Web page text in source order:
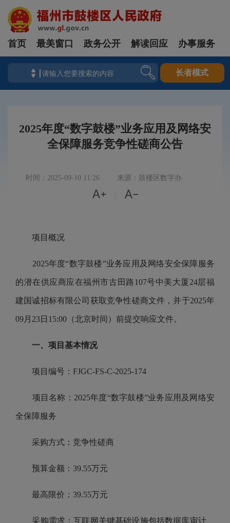
首页 最美窗口 政务公开 解读回应 办事服务
长者模式
2025年度“数字鼓楼”业务应用及网络安
全保障服务竞争性磋商公告
时间：2025-09-10 11:26 来源：鼓楼区数字办
 
项目概况
2025年度“数字鼓楼”业务应用及网络安全保障服务
的潜在供应商应在福州市古田路107号中美大厦24层福
建国诚招标有限公司获取竞争性磋商文件，并于2025年
09月23日15:00（北京时间）前提交响应文件。
一、项目基本情况
项目编号：FJGC-FS-C-2025-174
项目名称：2025年度“数字鼓楼”业务应用及网络安
全保障服务
采购方式：竞争性磋商
预算金额：39.55万元
最高限价：39.55万元
采购需求：互联网关键基础设施包括数据库审计、